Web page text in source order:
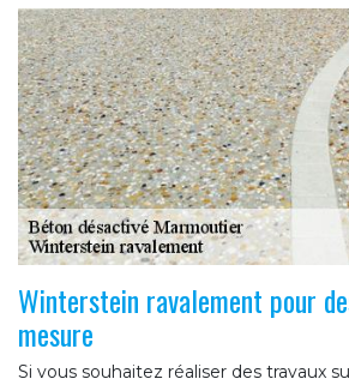
Winterstein ravalement pour
mesure
Si vous souhaitez réaliser des travaux